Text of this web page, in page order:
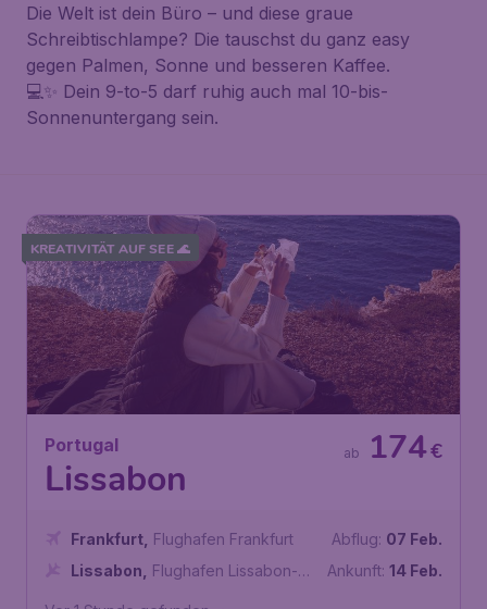
Die Welt ist dein Büro – und diese graue
Schreibtischlampe? Die tauschst du ganz easy
gegen Palmen, Sonne und besseren Kaffee.
💻✨ Dein 9-to-5 darf ruhig auch mal 10-bis-
Sonnenuntergang sein.
KREATIVITÄT AUF SEE 🌊
Portugal
Lissabon
€
174
ab
Frankfurt Flughafen Frankfurt
Lissabon
Flughafen Lissabon-
Abflug: 07 Feb.
Ankunft: 14 Feb.